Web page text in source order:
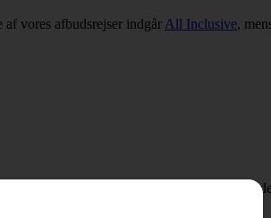
vores afbudsrejser indgår All Inclusive,
der er tale om afbudsrejser, opdateres